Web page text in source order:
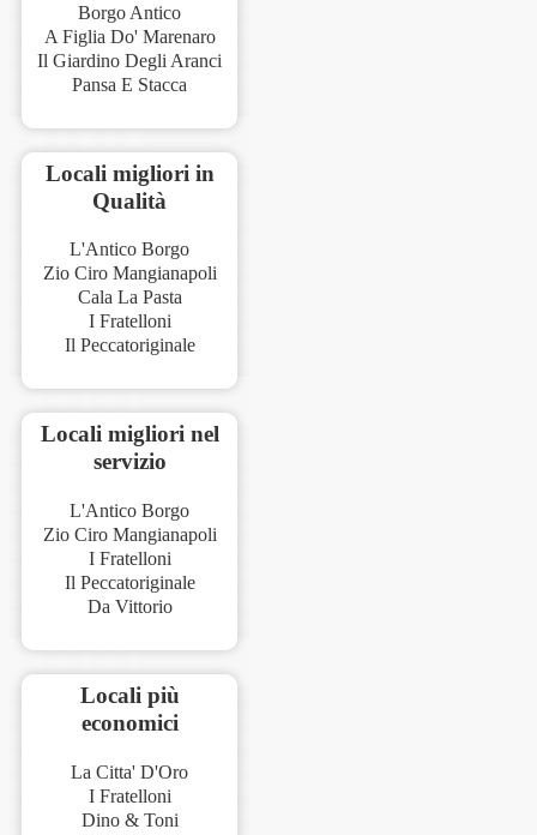
Borgo Antico
A Figlia Do' Marenaro
Il Giardino Degli Aranci
Pansa E Stacca
Locali migliori in
Qualità
L'Antico Borgo
Zio Ciro Mangianapoli
Cala La Pasta
I Fratelloni
Il Peccatoriginale
Locali migliori nel
servizio
L'Antico Borgo
Zio Ciro Mangianapoli
I Fratelloni
Il Peccatoriginale
Da Vittorio
Locali più
economici
La Citta' D'Oro
I Fratelloni
Dino & Toni